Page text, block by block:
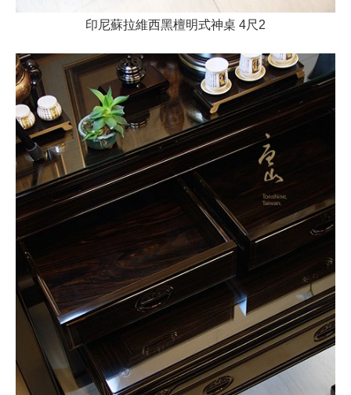
印尼蘇拉維西黑檀明式神桌 4尺2